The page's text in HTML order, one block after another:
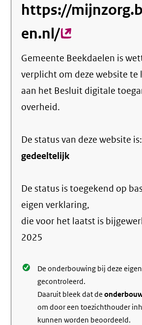
https://
en.nl/(externe
link)
Gemeente Beekdaelen is
verplicht om deze website te
aan het Besluit digitale
overheid.
De status van dezewebsite is:
gedeeltelijk
De status is toegekend op
eigen verklaring,
die voor het laatst is
2025
De onderbouwing bij deze
gecontroleerd.
Daaruit bleek dat de
om door een toezichthouder
kunnen worden beoordeeld.